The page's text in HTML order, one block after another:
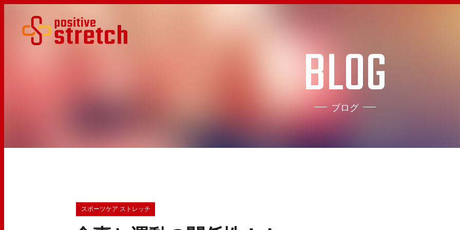
BLOG
ブログ
スポーツケア ストレッチ